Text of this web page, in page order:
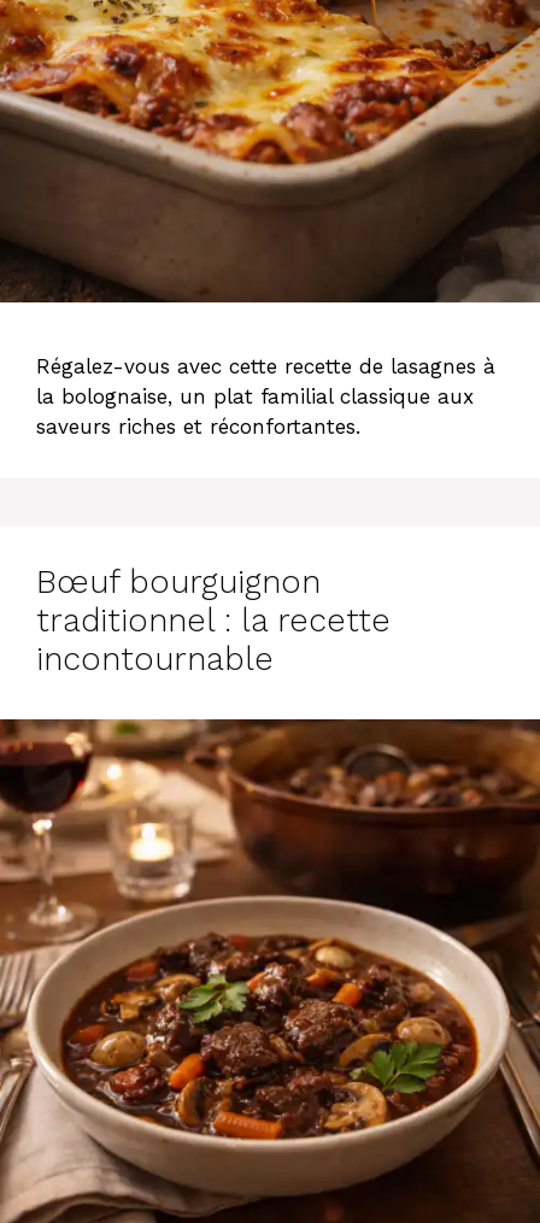
Régalez-vous avec cette recette de lasagnes à
la bolognaise, un plat familial classique aux
saveurs riches et réconfortantes.
Bœuf bourguignon
traditionnel : la recette
incontournable